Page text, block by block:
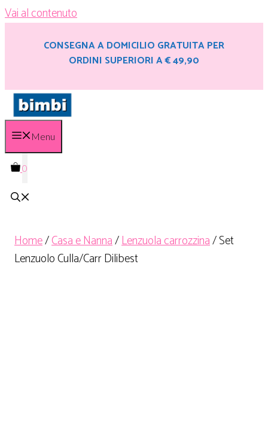
Vai al contenuto
CONSEGNA A DOMICILIO GRATUITA PER
ORDINI SUPERIORI A € 49,90
Menu
0
Home/Casa e Nanna/Lenzuola carrozzina/ Set
Lenzuolo Culla/Carr Dilibest